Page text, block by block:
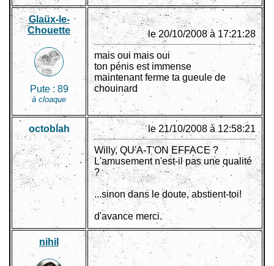
Glaüx-le-
Chouette
Pute :89
à cloaque
le 20/10/2008 à 17:21:28
mais oui mais oui
ton pénis est immense
maintenant ferme ta gueule de
chouinard
octoblah le 21/10/2008 à 12:58:21
Willy, QU'A-T'ON EFFACE ?
L'amusement n'est-il pas une qualité
?
...sinon dans le doute, abstient-toi!
d'avance merci.
nihil